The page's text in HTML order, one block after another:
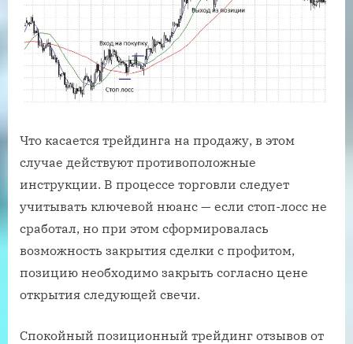
Что касается трейдинга на продажу, в этом
случае действуют противоположные
инструкции. В процессе торговли следует
учитывать ключевой нюанс — если стоп-лосс не
сработал, но при этом сформировалась
возможность закрытия сделки с профитом,
позицию необходимо закрыть согласно цене
открытия следующей свечи.
Спокойный позиционный трейдинг отзывов от